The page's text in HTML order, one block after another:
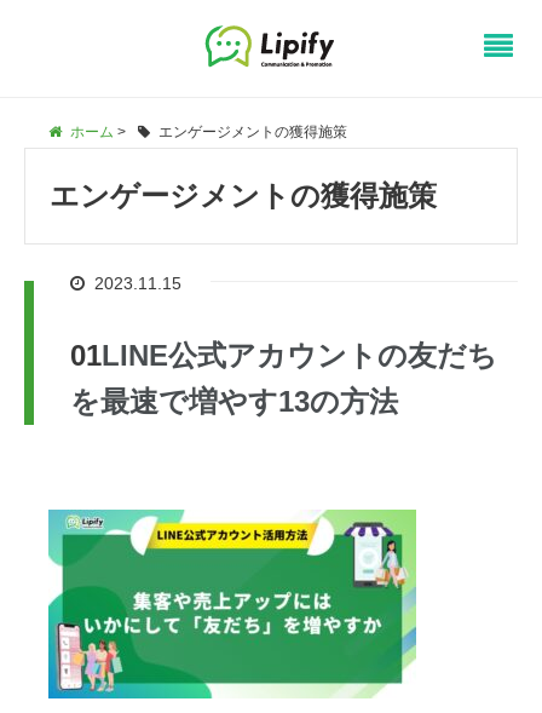
ホーム > エンゲージメントの獲得施策
エンゲージメントの獲得施策
2023.11.15
LINE公式アカウントの友だち
を最速で増やす13の方法